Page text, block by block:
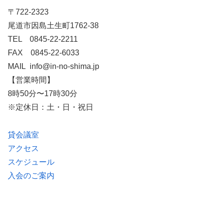
〒722-2323
尾道市因島土生町1762-38
TEL 0845-22-2211
FAX 0845-22-6033
MAIL info@in-no-shima.jp
【営業時間】
8時50分〜17時30分
※定休日：土・日・祝日
貸会議室
アクセス
スケジュール
入会のご案内